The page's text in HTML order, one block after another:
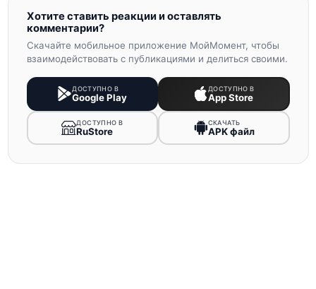
Хотите ставить реакции и оставлять
комментарии?
Скачайте мобильное приложение МойМомент, чтобы
взаимодействовать с публикациями и делиться своими.
ДОСТУПНО В
Google Play
ДОСТУПНО В
App Store
ДОСТУПНО В
RuStore
СКАЧАТЬ
APK файл